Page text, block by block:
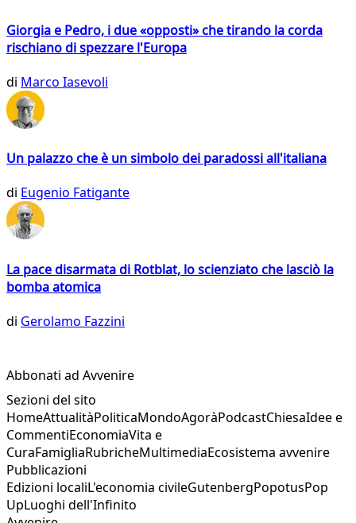
Giorgia e Pedro, i due «opposti» che tirando la corda
rischiano di spezzare l'Europa
di Marco Iasevoli
Un palazzo che è un simbolo dei paradossi all'italiana
di Eugenio Fatigante
La pace disarmata di Rotblat, lo scienziato che lasciò la
bomba atomica
di Gerolamo Fazzini
Abbonati ad Avvenire
Sezioni del sito
HomeAttualitàPoliticaMondoAgoràPodcastChiesaIdee e
CommentiEconomiaVita e
CuraFamigliaRubricheMultimediaEcosistema avvenire
Pubblicazioni
Edizioni localiL'economia civileGutenbergPopotusPop
UpLuoghi dell'Infinito